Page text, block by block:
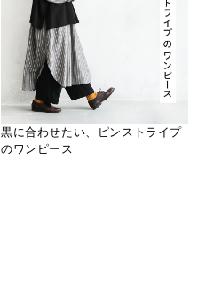
黒に合わせたい、ピンストライプ
のワンピース